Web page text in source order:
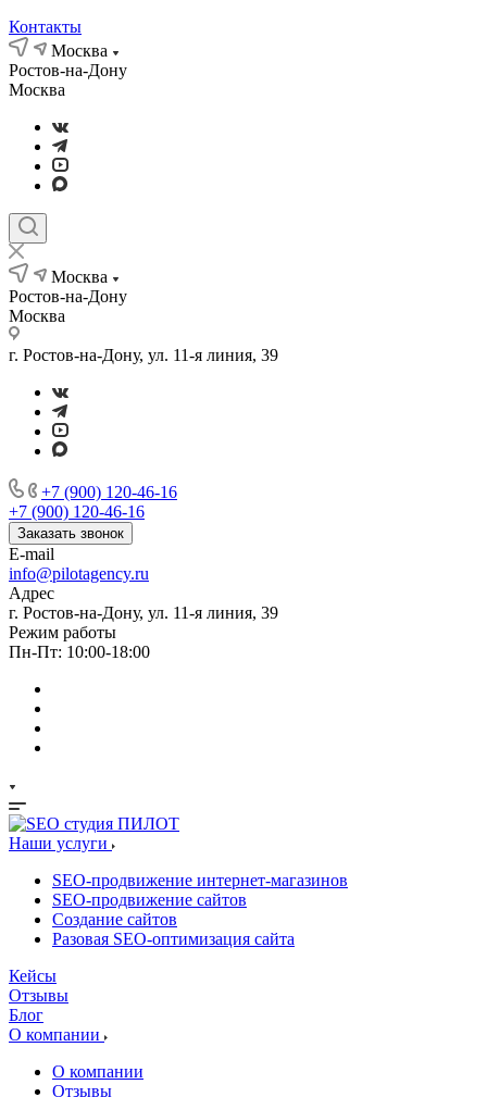
Контакты
Москва
Ростов-на-Дону
Москва
Москва
Ростов-на-Дону
Москва
г. Ростов-на-Дону, ул. 11-я линия, 39
+7 (900) 120-46-16
+7 (900) 120-46-16
Заказать звонок
E-mail
info@pilotagency.ru
Адрес
г. Ростов-на-Дону, ул. 11-я линия, 39
Режим работы
Пн-Пт: 10:00-18:00
Наши услуги
SEO-продвижение интернет-магазинов
SEO-продвижение сайтов
Создание сайтов
Разовая SEO-оптимизация сайта
Кейсы
Отзывы
Блог
О компании
О компании
Отзывы